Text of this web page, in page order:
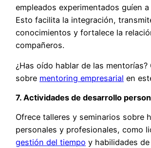
empleados experimentados guíen
Esto facilita la integración,
conocimientos y fortalece la
compañeros.
¿Has oído hablar de las mentorías?
sobre mentoring empresarial en
7. Actividades de desarrollo
Ofrece talleres y seminarios sobre
personales y profesionales, como
gestión del tiempo y habilidades de